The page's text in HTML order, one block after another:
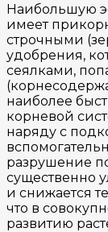
Наибольшую
имеет
строчными
удобрения,
сеялками,
наиболее
корневой
наряду с
разрушение
существенно
и снижается
что в
развитию